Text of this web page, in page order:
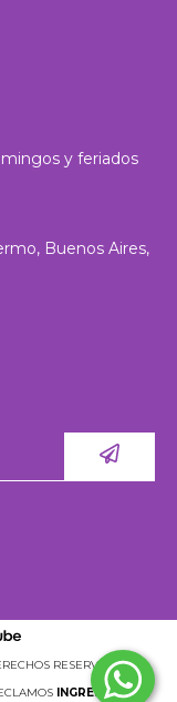
y feriados
Buenos Aires,
RESERVADOS.
INGRESÁ ACÁ.